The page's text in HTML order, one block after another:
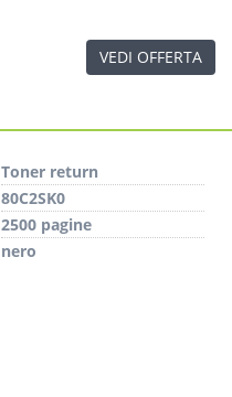
VEDI OFFERTA
Toner return
80C2SK0
2500 pagine
nero